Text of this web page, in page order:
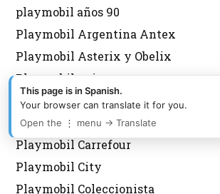
playmobil años 90
Playmobil Argentina Antex
Playmobil Asterix y Obelix
Playmobil aviones
Playmobil Belen
Playmobil Brasil Trol
Playmobil Carrefour
Playmobil City
Playmobil Coleccionista
This page is in Spanish.
Your browser can translate it for you.
Open the ⋮ menu → Translate